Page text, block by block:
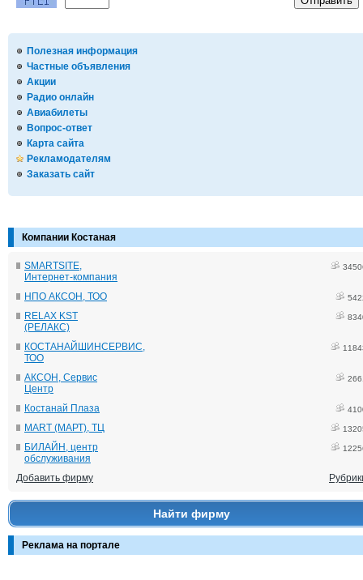
Полезная информация
Частные объявления
Акции
Радио онлайн
Авиабилеты
Вопрос-ответ
Карта сайта
Рекламодателям
Заказать сайт
Компании Костаная
SMARTSITE,
Интернет-компания
НПО АКСОН, ТОО
RELAX KST
(РЕЛАКС)
КОСТАНАЙШИНСЕРВИС,
ТОО
АКСОН, Сервис
Центр
Костанай Плаза
MART (МАРТ), ТЦ
БИЛАЙН, центр
обслуживания
Добавить фирму
Найти фирму
Реклама на портале